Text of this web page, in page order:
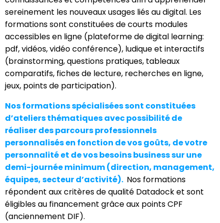
sereinement les nouveaux usages liés au digital. Les
formations sont constituées de courts modules
accessibles en ligne (plateforme de digital learning:
pdf, vidéos, vidéo conférence), ludique et interactifs
(brainstorming, questions pratiques, tableaux
comparatifs, fiches de lecture, recherches en ligne,
jeux, points de participation).
Nos formations spécialisées sont constituées
d’ateliers thématiques avec possibilité de
réaliser des parcours professionnels
personnalisés en fonction de vos goûts, de votre
personnalité et de vos besoins business sur une
demi-journée minimum (direction, management,
équipes, secteur d’activité). Nos formations
répondent aux critères de qualité Datadock et sont
éligibles au financement grâce aux points CPF
(anciennement DIF).